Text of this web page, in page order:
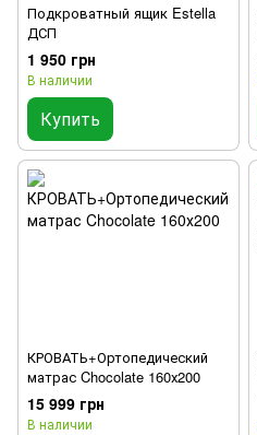
Подкроватный ящик Estella
ДСП
1 950 грн
В наличии
Купить
КРОВАТЬ+Ортопедический
матрас Chocolate 160х200
15 999 грн
В наличии